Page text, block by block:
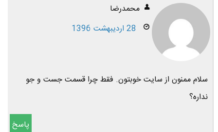
محمدرضا
28 اردیبهشت 1396
سلام ممنون از سایت خوبتون. فقط چرا قسمت جست و جو
نداره؟
پاسخ